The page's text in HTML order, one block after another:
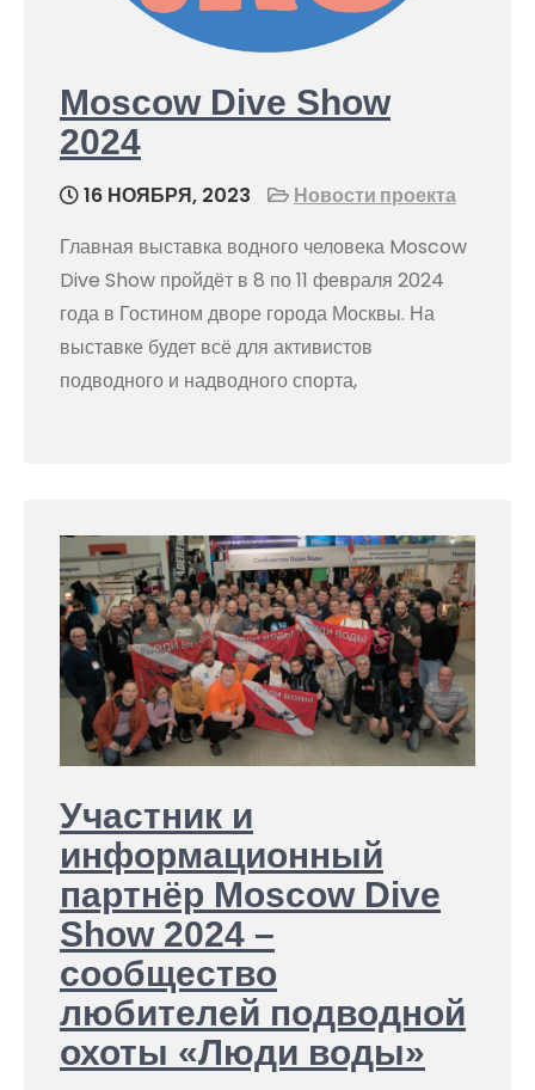
Moscow Dive Show
2024
16 НОЯБРЯ, 2023
Новости проекта
Главная выставка водного человека Moscow
Dive Show пройдёт в 8 по 11 февраля 2024
года в Гостином дворе города Москвы. На
выставке будет всё для активистов
подводного и надводного спорта,
Участник и
информационный
партнёр Moscow Dive
Show 2024 –
сообщество
любителей подводной
охоты «Люди воды»